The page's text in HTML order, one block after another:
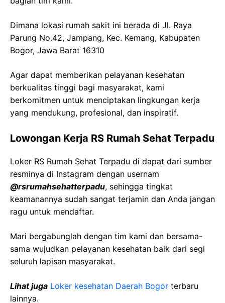
Dimana lokasi rumah sakit ini berada di Jl. Raya
Parung No.42, Jampang, Kec. Kemang, Kabupaten
Bogor, Jawa Barat 16310
Agar dapat memberikan pelayanan kesehatan
berkualitas tinggi bagi masyarakat, kami
berkomitmen untuk menciptakan lingkungan kerja
yang mendukung, profesional, dan inspiratif.
Lowongan Kerja RS Rumah Sehat Terpadu
Loker RS Rumah Sehat Terpadu di dapat dari sumber
resminya di Instagram dengan usernam
@rsrumahsehatterpadu, sehingga tingkat
keamanannya sudah sangat terjamin dan Anda jangan
ragu untuk mendaftar.
Mari bergabunglah dengan tim kami dan bersama-
sama wujudkan pelayanan kesehatan baik dari segi
seluruh lapisan masyarakat.
Lihat juga Loker kesehatan Daerah Bogor terbaru
lainnya.